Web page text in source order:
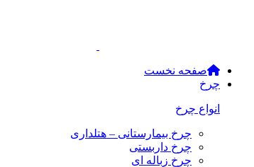
صفحه نخست
چرخ
انواع چرخ
چرخ بیمارستانی – هتلداری
چرخ داربستی
چرخ زباله ای